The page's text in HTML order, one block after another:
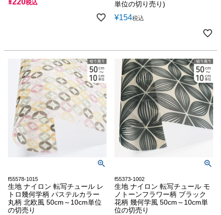
¥220税込
単位の切り売り)
¥154税込
f55578-1015
生地 ナイロン 転写チュール レ
トロ幾何学柄 パステルカラー
丸柄 北欧風 50cm～10cm単位
の切売り
f55373-1002
生地 ナイロン 転写チュール モ
ノトーンフラワー柄 ブラック
花柄 幾何学風 50cm～10cm単
位の切売り